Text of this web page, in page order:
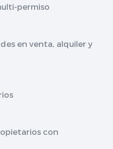
permiso
en venta, alquiler y
con